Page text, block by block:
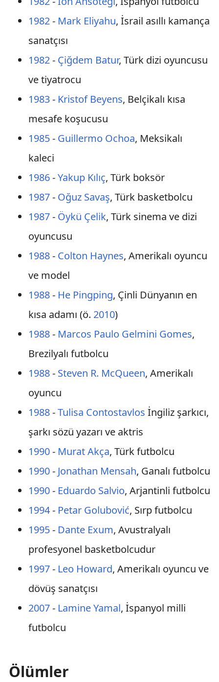
1982- Mark Eliyahu, İsrail asıllı kamança
sanatçısı
1982- Çiğdem Batur, Türk dizi oyuncusu
ve tiyatrocu
1983- Kristof Beyens, Belçikalı kısa
mesafe koşucusu
1985- Guillermo Ochoa, Meksikalı
kaleci
1986-Yakup Kılıç, Türk boksör
1987- Oğuz Savaş, Türk basketbolcu
1987- Öykü Çelik, Türk sinema ve dizi
oyuncusu
1988- Colton Haynes, Amerikalı oyuncu
ve model
1988- He Pingping, Çinli Dünyanın en
kısa adamı (ö. 2010)
1988- Marcos Paulo Gelmini Gomes,
Brezilyalı futbolcu
1988- Steven R. McQueen, Amerikalı
oyuncu
1988-Tulisa Contostavlos İngiliz şarkıcı,
şarkı sözü yazarı ve aktris
1990- Murat Akça, Türk futbolcu
1990- Jonathan Mensah, Ganalı futbolcu
1990- Eduardo Salvio, Arjantinli futbolcu
1994- Petar Golubović, Sırp futbolcu
1995- Dante Exum, Avustralyalı
profesyonel basketbolcudur
1997- Leo Howard, Amerikalı oyuncu ve
dövüş sanatçısı
2007- Lamine Yamal, İspanyol milli
futbolcu
Ölümler